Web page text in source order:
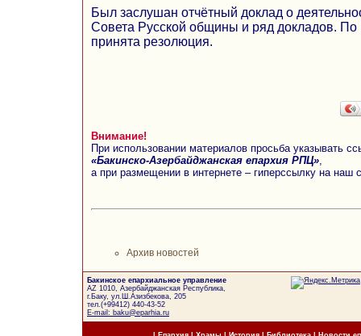
Был заслушан отчётный доклад о
Совета Русской общины и ряд докладов.
принята резолюция.
Внимание!
При использовании материалов просьба указывать
«Бакинско-Азербайджанская епархия РПЦ»
а при размещении в интернете – гиперссылку на наш
Архив новостей
Бакинское епархиальное управление
AZ 1010, Азербайджанская Республика,
г.Баку, ул.Ш.Азизбекова, 205
тел.(+99412) 440-43-52
E-mail: baku@eparhia.ru